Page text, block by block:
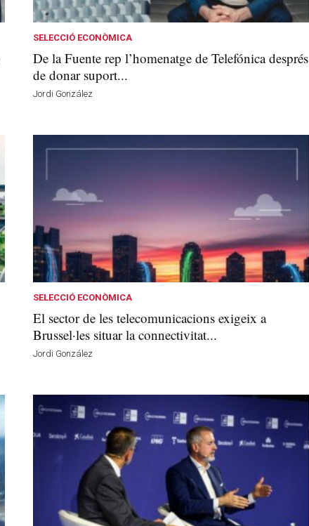
SELECCIÓ ECONÒMICA
De la Fuente rep l’homenatge de Telefónica després
de donar suport...
Jordi González
SELECCIÓ ECONÒMICA
El sector de les telecomunicacions exigeix a
Brussel·les situar la connectivitat...
Jordi González